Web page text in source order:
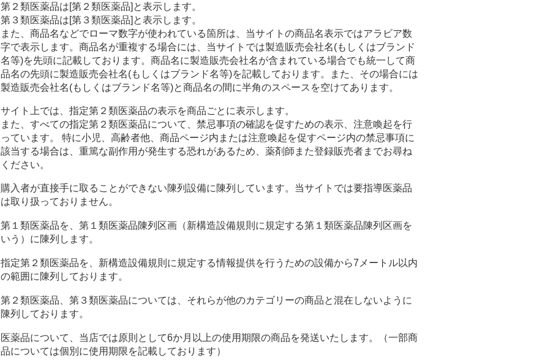
第２類医薬品は[第２類医薬品]と表示します。
第３類医薬品は[第３類医薬品]と表示します。
また、商品名などでローマ数字が使われている箇所は、当サイトの商品名表示ではアラビア数
字で表示します。商品名が重複する場合には、当サイトでは製造販売会社名(もしくはブランド
名等)を先頭に記載しております。商品名に製造販売会社名が含まれている場合でも統一して商
品名の先頭に製造販売会社名(もしくはブランド名等)を記載しております。また、その場合には
製造販売会社名(もしくはブランド名等)と商品名の間に半角のスペースを空けてあります。
サイト上では、指定第２類医薬品の表示を商品ごとに表示します。
また、すべての指定第２類医薬品について、禁忌事項の確認を促すための表示、注意喚起を行
っています。 特に小児、高齢者他、商品ページ内または注意喚起を促すページ内の禁忌事項に
該当する場合は、重篤な副作用が発生する恐れがあるため、薬剤師また登録販売者までお尋ね
ください。
購入者が直接手に取ることができない陳列設備に陳列しています。当サイトでは要指導医薬品
は取り扱っておりません。
第１類医薬品を、第１類医薬品陳列区画（新構造設備規則に規定する第１類医薬品陳列区画を
いう）に陳列します。
指定第２類医薬品を、新構造設備規則に規定する情報提供を行うための設備から7メートル以内
の範囲に陳列しております。
第２類医薬品、第３類医薬品については、それらが他のカテゴリーの商品と混在しないように
陳列しております。
医薬品について、当店では原則として6か月以上の使用期限の商品を発送いたします。（一部商
品については個別に使用期限を記載しております）